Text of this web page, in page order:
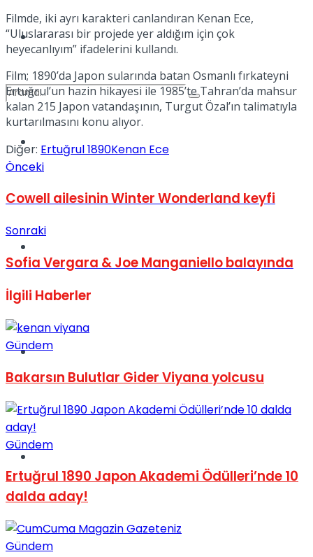
Dünya
Türkiye
Sinema
No Result
View All Result
Filmde, iki ayrı karakteri canlandıran Kenan Ece,
“Uluslararası bir projede yer aldığım için çok
heyecanlıyım” ifadelerini kullandı.
Film; 1890’da Japon sularında batan Osmanlı fırkateyni
Ertuğrul’un hazin hikayesi ile 1985’te Tahran’da mahsur
kalan 215 Japon vatandaşının, Turgut Özal’ın talimatıyla
kurtarılmasını konu alıyor.
Diğer: Ertuğrul 1890Kenan Ece
Önceki
Cowell ailesinin Winter Wonderland keyfi
Sonraki
Sofia Vergara & Joe Manganiello balayında
İlgili Haberler
Gündem
Bakarsın Bulutlar Gider Viyana yolcusu
Gündem
Ertuğrul 1890 Japon Akademi Ödülleri’nde 10
dalda aday!
Gündem